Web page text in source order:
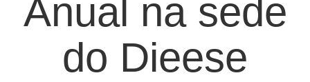
Anual na sede
do Dieese